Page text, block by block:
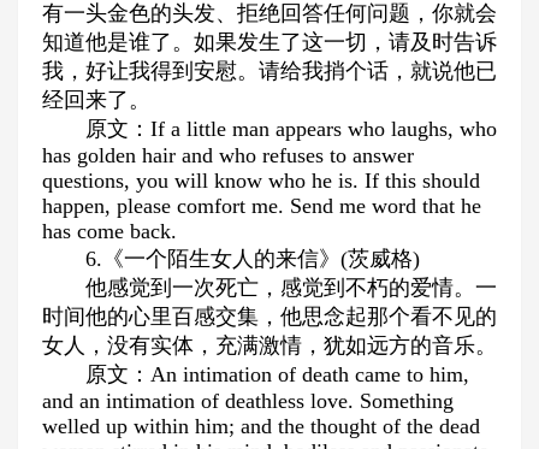
有一头金色的头发、拒绝回答任何问题，你就会
知道他是谁了。如果发生了这一切，请及时告诉
我，好让我得到安慰。请给我捎个话，就说他已
经回来了。
原文：If a little man appears who laughs, who
has golden hair and who refuses to answer
questions, you will know who he is. If this should
happen, please comfort me. Send me word that he
has come back.
6.《一个陌生女人的来信》(茨威格)
他感觉到一次死亡，感觉到不朽的爱情。一
时间他的心里百感交集，他思念起那个看不见的
女人，没有实体，充满激情，犹如远方的音乐。
原文：An intimation of death came to him,
and an intimation of deathless love. Something
welled up within him; and the thought of the dead